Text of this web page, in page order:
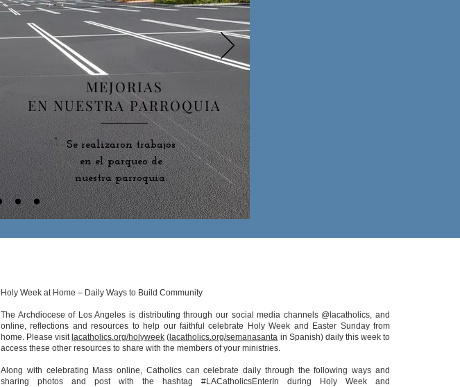
MEJORIAS
EN NUESTRA PARROQUIA
Se realizaron trabajos
en el parqueo de
nuestra parroquia.
Holy Week at Home – Daily Ways to Build Community
The Archdiocese of Los Angeles is distributing through our social media channels @lacatholics, and
online, reflections and resources to help our faithful celebrate Holy Week and Easter Sunday from
home. Please visit lacatholics.org/holyweek ( lacatholics.org/semanasanta in Spanish) daily this week to
access these other resources to share with the members of your ministries.
Along with celebrating Mass online, Catholics can celebrate daily through the following ways and
sharing photos and post with the hashtag #LACatholicsEnterIn during Holy Week and